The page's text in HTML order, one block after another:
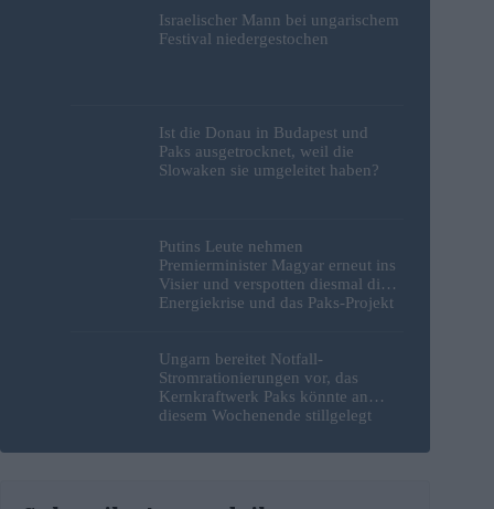
Israelischer Mann bei ungarischem
Festival niedergestochen
Ist die Donau in Budapest und
Paks ausgetrocknet, weil die
Slowaken sie umgeleitet haben?
Putins Leute nehmen
Premierminister Magyar erneut ins
Visier und verspotten diesmal die
Energiekrise und das Paks-Projekt
Ungarn bereitet Notfall-
Stromrationierungen vor, das
Kernkraftwerk Paks könnte an
diesem Wochenende stillgelegt